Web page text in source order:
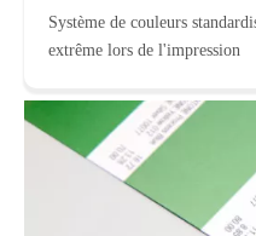
Système de couleurs
extrême lors de l'impression